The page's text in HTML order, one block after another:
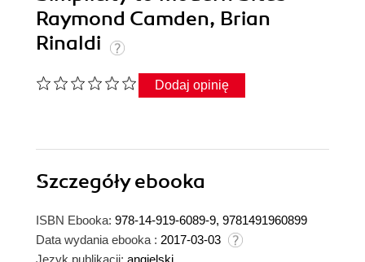
Raymond Camden, Brian
Rinaldi
Dodaj opinię
Szczegółyebooka
ISBN Ebooka: 978-14-919-6089-9, 9781491960899
Data wydania ebooka : 2017-03-03
Język publikacji: angielski